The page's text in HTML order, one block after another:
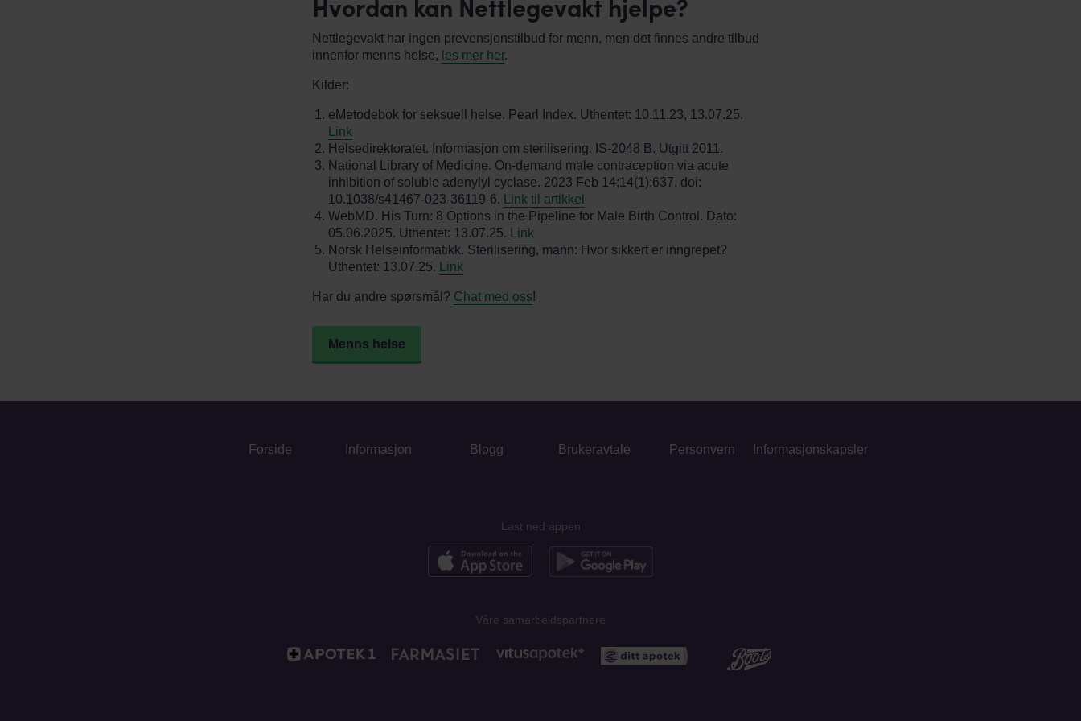
Nettlegevakt har ingen prevensjonstilbud for menn, men det finnes andre tilbud
innenfor menns helse, les mer her.
Kilder:
eMetodebok for seksuell helse. Pearl Index. Uthentet: 10.11.23, 13.07.25.
Link
Helsedirektoratet. Informasjon om sterilisering. IS-2048 B. Utgitt 2011.
National Library of Medicine. On-demand male contraception via acute
inhibition of soluble adenylyl cyclase. 2023 Feb 14;14(1):637. doi:
10.1038/s41467-023-36119-6.
Link til artikkel
WebMD. His Turn: 8 Options in the Pipeline for Male Birth Control. Dato:
05.06.2025. Uthentet: 13.07.25.
Link
Norsk Helseinformatikk. Sterilisering, mann: Hvor sikkert er inngrepet?
Uthentet: 13.07.25.
Link
Har du andre spørsmål? Chat med oss!
Menns helse
Forside Informasjon Blogg Brukeravtale Personvern Informasjonskapsler
Last ned appen
Våre samarbeidspartnere